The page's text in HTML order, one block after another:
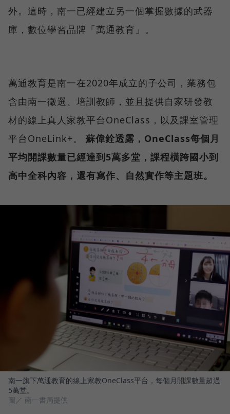
外。這時，南一已經建立另一個掌握數據的武器
庫，數位學習品牌「萬通教育」。
萬通教育是南一在2020年成立的子公司，業務包
含由南一徵選、培訓教師，並且提供自家研發教
材的線上真人家教平台OneClass，以及課室管理
平台OneLink+。 蘇偉銓透露，OneClass每個月
平均開課數量已經達到5萬多堂，課程橫跨國小到
高中全科內容，還有寫作、自然實作等主題班。
南一旗下萬通教育的線上家教OneClass平台，每個月開課數量超過
5萬堂。
圖／ 南一書局提供